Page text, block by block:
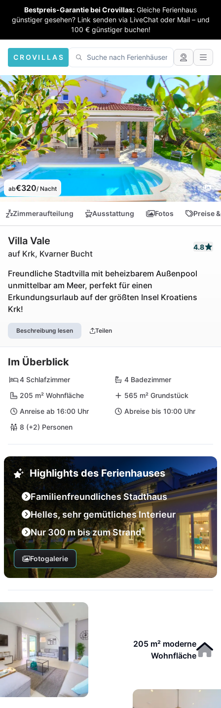
Bestpreis-Garantie bei Crovillas: Gleiche Ferienhaus
günstiger gesehen? Link senden via LiveChat oder Mail – und
100 € günstiger buchen!
CROVILLAS
ab€320/ Nacht
Zimmeraufteilung Ausstattung Fotos Preise
Villa Vale
auf Krk, Kvarner Bucht
4.8
Freundliche Stadtvilla mit beheizbarem Außenpool
unmittelbar am Meer, perfekt für einen
Erkundungsurlaub auf der größten Insel Kroatiens
Krk!
Beschreibung lesen Teilen
Im Überblick
4 Schlafzimmer
4 Badezimmer
205 m² Wohnfläche
565 m² Grundstück
Anreise ab 16:00 Uhr
Abreise bis 10:00 Uhr
8 (+2) Personen
Highlights des Ferienhauses
Familienfreundliches Stadthaus
Helles, sehr gemütliches Interieur
Nur 300 m bis zum Strand
Fotogalerie
205 m² moderne
Wohnfläche